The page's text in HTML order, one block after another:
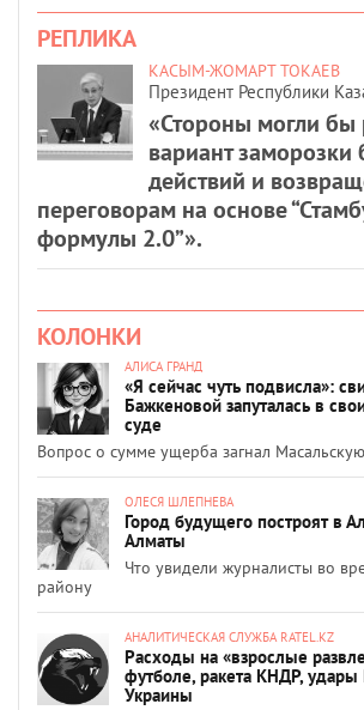
РЕПЛИКА
КАСЫМ-ЖОМАРТ ТОКАЕВ
Президент Республики
«Стороны могли бы
вариант заморозки
действий и
переговорам на основе
формулы 2.0”».
КОЛОНКИ
АЛИСА ГРАНД
«Я сейчас чуть подвисла»:
Бажкеновой запуталась в
суде
Вопрос о сумме ущерба загнал
ОЛЕСЯ ШЛЕПНЕВА
Город будущего построят в
Алматы
Что увидели журналисты во
району
АНАЛИТИЧЕСКАЯ СЛУЖБА RATEL.KZ
Расходы на «взрослые
футболе, ракета КНДР, удары
Украины